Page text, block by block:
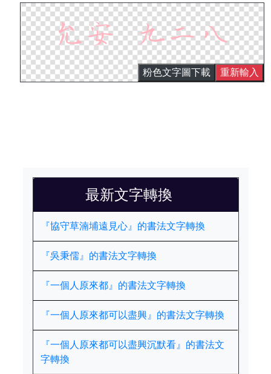
粉色文字圖下載 重新輸入
最新文字轉換
『協守草湳埔遠見心』的書法文字轉換
『吳秉儒』的書法文字轉換
『一個人原來都』的書法文字轉換
『一個人原來都可以盡興』的書法文字轉換
『一個人原來都可以盡興沉默看』的書法文
字轉換